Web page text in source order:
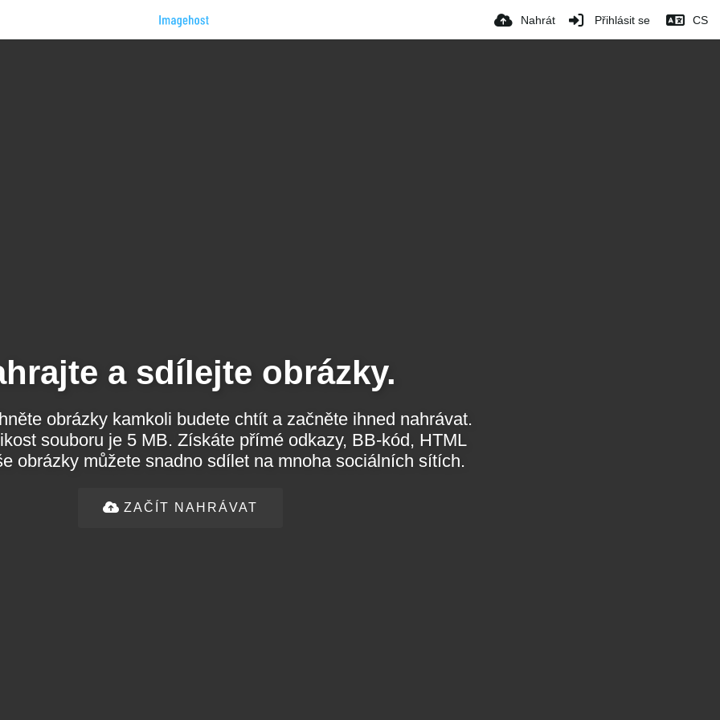
Nahrát Přihlásit se CS
a sdílejte obrázky.
obrázky kamkoli budete chtít a začněte ihned nahrávat.
5 MB. Získáte přímé odkazy, BB-kód, HTML
obrázky můžete snadno sdílet na mnoha sociálních sítích.
ZAČÍT NAHRÁVAT